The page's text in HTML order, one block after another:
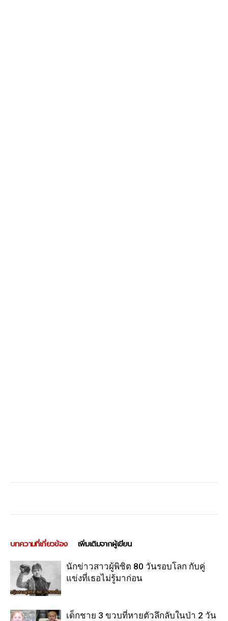
บทความที่เกี่ยวข้อง เพิ่มเติมจากผู้เขียน
นักข่าวสาวผู้พิชิต 80 วันรอบโลก กับคู่
แข่งที่เธอไม่รู้มาก่อน
เด็กชาย 3 ขวบที่หายตัวลึกลับในป่า 2 วัน